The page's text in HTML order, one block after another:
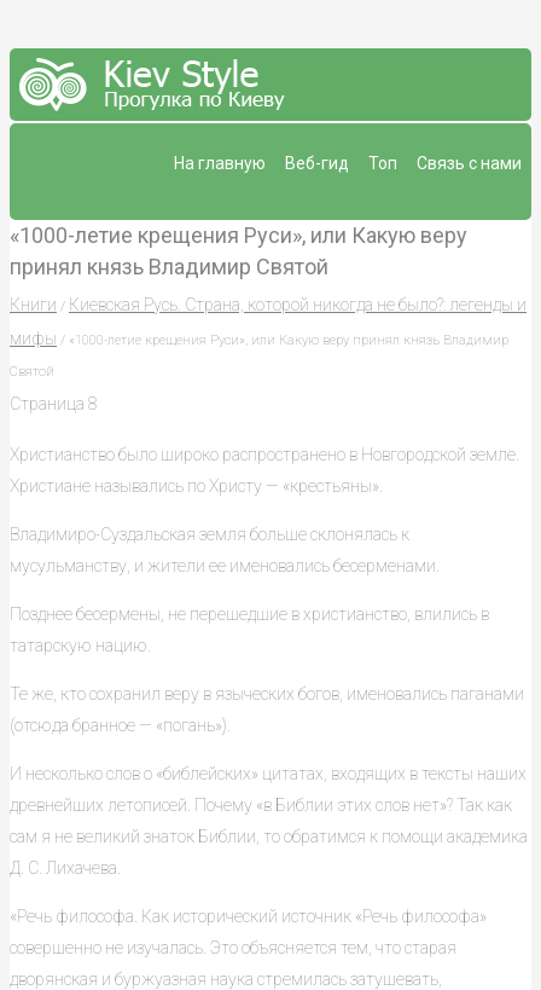
Связь с нами
Топ
Веб-гид
На главную
«1000-летие крещения Руси», или Какую веру
принял князь Владимир Святой
Книги / Киевская Русь. Страна, которой никогда не было?: легенды и
мифы / «1000-летие крещения Руси», или Какую веру принял князь Владимир
Святой
Страница 8
Христианство было широко распространено в Новгородской земле.
Христиане назывались по Христу — «крестьяны».
Владимиро-Суздальская земля больше склонялась к
мусульманству, и жители ее именовались бесерменами.
Позднее бесермены, не перешедшие в христианство, влились в
татарскую нацию.
Те же, кто сохранил веру в языческих богов, именовались паганами
(отсюда бранное — «погань»).
И несколько слов о «библейских» цитатах, входящих в тексты наших
древнейших летописей. Почему «в Библии этих слов нет»? Так как
сам я не великий знаток Библии, то обратимся к помощи академика
Д. С. Лихачева.
«Речь философа. Как исторический источник «Речь философа»
совершенно не изучалась. Это объясняется тем, что старая
дворянская и буржуазная наука стремилась затушевать,